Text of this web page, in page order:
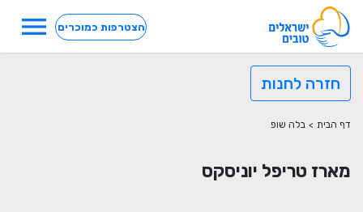
הצטרפות כמוכרים menu
חזרה לחנות
דף הבית > בלה שופ
מארז טריפל יוניסקס